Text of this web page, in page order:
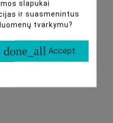
slapukai
ir suasmenintus
tvarkymu?
done_all Accept